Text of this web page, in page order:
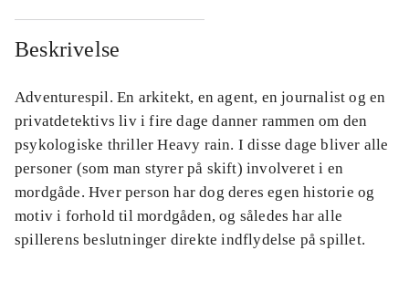
Beskrivelse
Adventurespil. En arkitekt, en agent, en journalist og en
privatdetektivs liv i fire dage danner rammen om den
psykologiske thriller Heavy rain. I disse dage bliver alle
personer (som man styrer på skift) involveret i en
mordgåde. Hver person har dog deres egen historie og
motiv i forhold til mordgåden, og således har alle
spillerens beslutninger direkte indflydelse på spillet.